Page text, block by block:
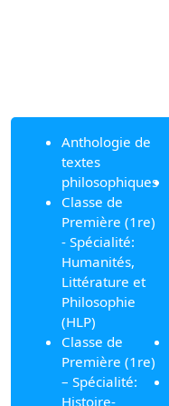
Anthologie de
textes
philosophiques
Classe de
Première (1re)
- Spécialité:
Humanités,
Littérature et
Philosophie
(HLP)
Classe de
Première (1re)
– Spécialité:
Histoire-